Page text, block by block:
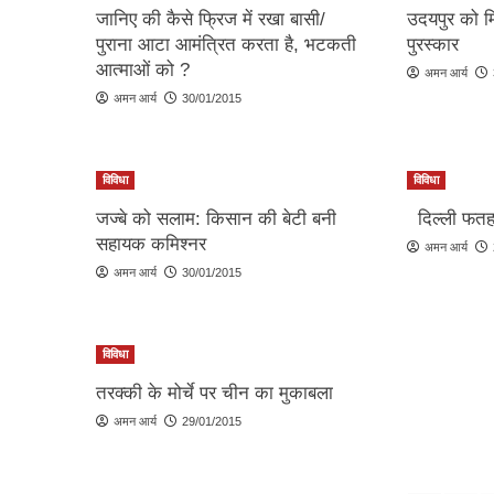
जानिए की कैसे फ्रिज में रखा बासी/
पुराना आटा आमंत्रित करता है, भटकती
आत्माओं को ?
अमन आर्य 30/01/2015
उदयपुर को
पुरस्कार
अमन आर्य
विविधा
जज्बे को सलाम: किसान की बेटी बनी
सहायक कमिश्नर
अमन आर्य 30/01/2015
विविधा
दिल्ली
अमन आर्य
विविधा
तरक्की के मोर्चे पर चीन का मुकाबला
अमन आर्य 29/01/2015